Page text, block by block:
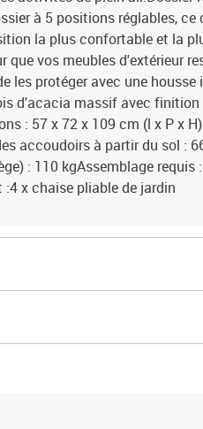
à 5 positions réglables, ce
la plus confortable et la
que vos meubles d'extérieur
les protéger avec une housse
d'acacia massif avec finition
: 57 x 72 x 109 cm (l x P x
accoudoirs à partir du sol :
: 110 kgAssemblage
x chaise pliable de jardin